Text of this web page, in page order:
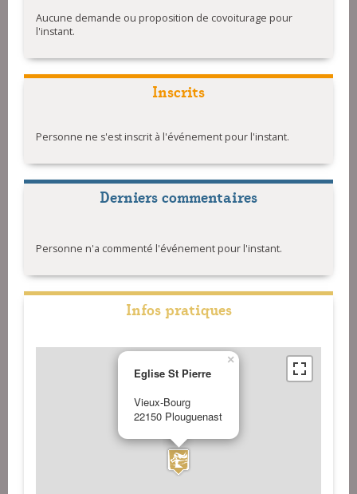
Aucune demande ou proposition de covoiturage pour
l'instant.
Inscrits
Personne ne s'est inscrit à l'événement pour l'instant.
Derniers commentaires
Personne n'a commenté l'événement pour l'instant.
Infos pratiques
Eglise St Pierre
Vieux-Bourg
22150 Plouguenast
×